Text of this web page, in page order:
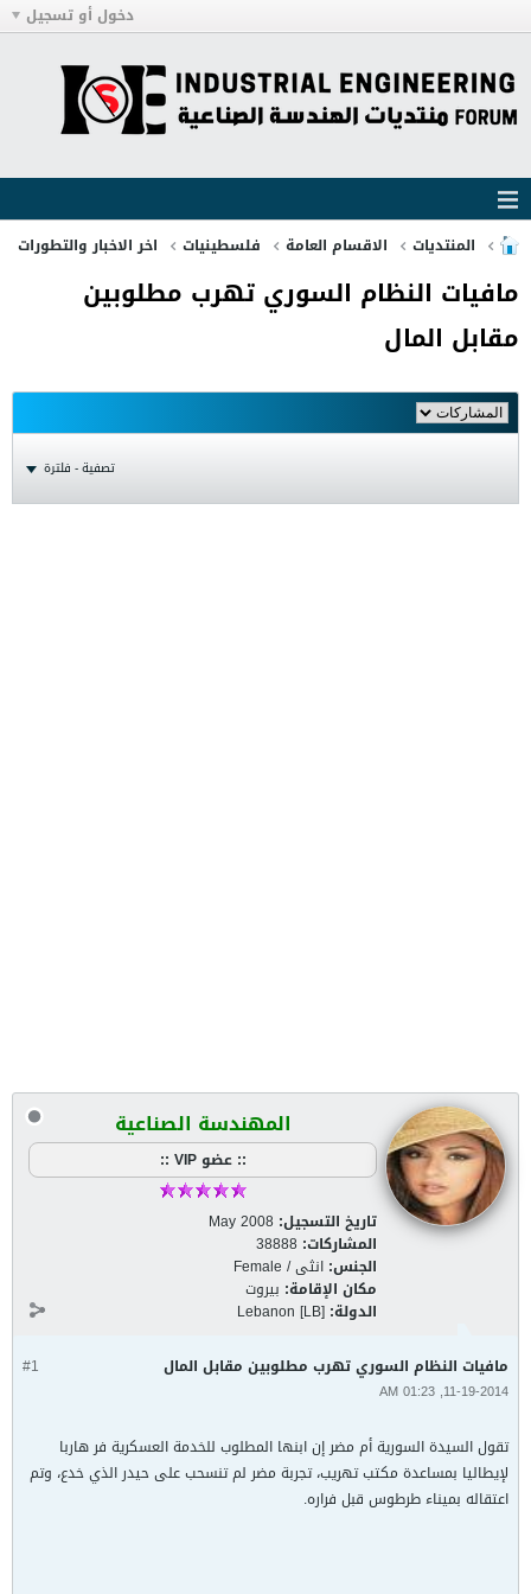
دخول أو تسجيل
المنتديات الاقسام العامة فلسطينيات اخر الاخبار والتطورات
مافيات النظام السوري تهرب مطلوبين
مقابل المال
تصفية - فلترة
المهندسة الصناعية
:: عضو VIP ::
تاريخ التسجيل: May 2008
المشاركات: 38888
الجنس: انثى / Female
مكان الإقامة: بيروت
الدولة: Lebanon [LB]
#1 مافيات النظام السوري تهرب مطلوبين مقابل المال
11-19-2014, 01:23 AM
تقول السيدة السورية أم مضر إن ابنها المطلوب للخدمة العسكرية فر هاربا
لإيطاليا بمساعدة مكتب تهريب، تجربة مضر لم تنسحب على حيدر الذي خدع، وتم
اعتقاله بميناء طرطوس قبل فراره.